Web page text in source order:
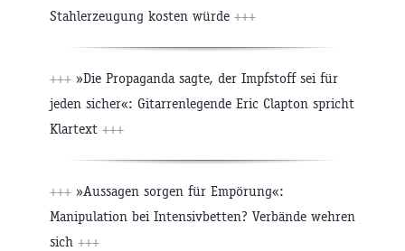
Stahlerzeugung kosten würde +++
+++ »Die Propaganda sagte, der Impfstoff sei für
jeden sicher«: Gitarrenlegende Eric Clapton spricht
Klartext +++
+++ »Aussagen sorgen für Empörung«:
Manipulation bei Intensivbetten? Verbände wehren
sich +++